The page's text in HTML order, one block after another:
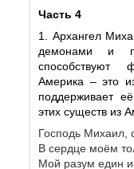
Часть 4
1. Архангел
демонами и
способствуют
Америка – это
поддерживает
этих существ из
Господь Михаил,
В сердце моём
Мой разум един